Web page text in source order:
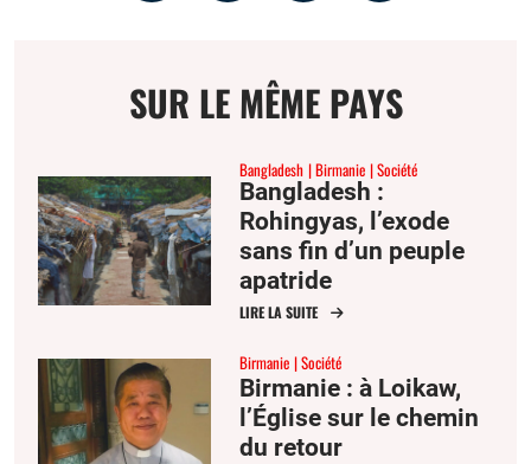
SUR LE MÊME PAYS
Bangladesh Birmanie Société
Bangladesh :
Rohingyas, l’exode
sans fin d’un peuple
apatride
LIRE LA SUITE
Birmanie Société
Birmanie : à Loikaw,
l’Église sur le chemin
du retour